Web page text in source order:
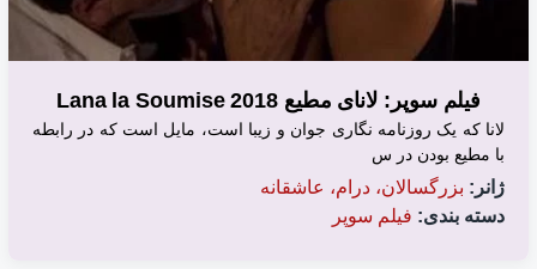
فیلم سوپر: لانای مطیع 2018 Lana la Soumise
لانا که یک روزنامه نگاری جوان و زیبا است، مایل است که در رابطه
با مطیع بودن در س
ژانر: بزرگسالان، درام، عاشقانه
دسته بندی: فیلم سوپر